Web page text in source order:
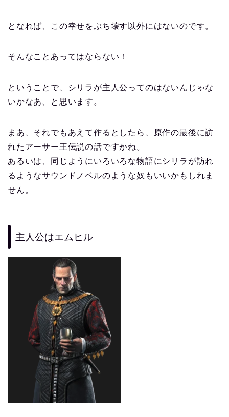
となれば、この幸せをぶち壊す以外にはないのです。
そんなことあってはならない！
ということで、シリラが主人公ってのはないんじゃな
いかなあ、と思います。
まあ、それでもあえて作るとしたら、原作の最後に訪
れたアーサー王伝説の話ですかね。
あるいは、同じようにいろいろな物語にシリラが訪れ
るようなサウンドノベルのような奴もいいかもしれま
せん。
主人公はエムヒル